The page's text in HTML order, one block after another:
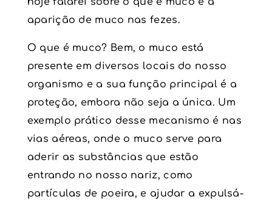
aparição de muco nas fezes.
O que é muco? Bem, o muco está
presente em diversos locais do nosso
organismo e a sua função principal é a
proteção, embora não seja a única. Um
exemplo prático desse mecanismo é nas
vias aéreas, onde o muco serve para
aderir as substâncias que estão
entrando no nosso nariz, como
partículas de poeira, e ajudar a expulsá-